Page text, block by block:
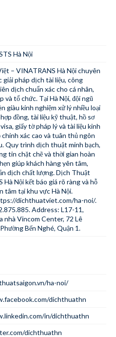
Hà Nội
– VINATRANS Hà Nội chuyên
giải pháp dịch tài liệu, công
dịch chuẩn xác cho cá nhân,
và tổ chức. Tại Hà Nội, đội ngũ
giàu kinh nghiệm xử lý nhiều loại
đồng, tài liệu kỹ thuật, hồ sơ
giấy tờ pháp lý và tài liệu kinh
chính xác cao và tuân thủ ngôn
Quy trình dịch thuật minh bạch,
tin chặt chẽ và thời gian hoàn
giúp khách hàng yên tâm,
dịch chất lượng. Dịch Thuật
Hà Nội kết báo giá rõ ràng và hỗ
tâm tại khu vực Hà Nội.
dichthuatviet.com/ha-noi/.
Address: L17-11,
nhà Vincom Center, 72 Lê
Bến Nghé, Quận 1.
ha-noi/
dichthuathn
in/dichthuathn
dichthuathn